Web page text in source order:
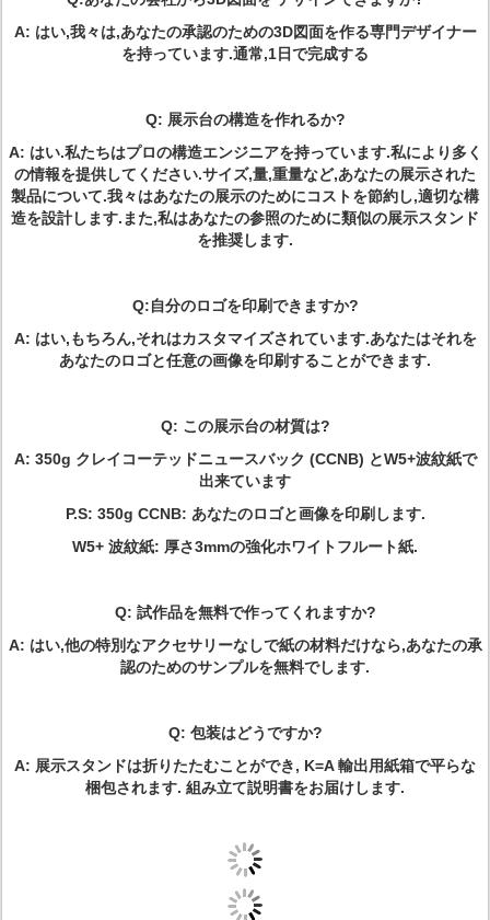
A: はい,我々は,あなたの承認のための3D図面を作る専門デザイナー
を持っています.通常,1日で完成する
Q: 展示台の構造を作れるか?
A: はい.私たちはプロの構造エンジニアを持っています.私により多く
の情報を提供してください.サイズ,量,重量など,あなたの展示された
製品について.我々はあなたの展示のためにコストを節約し,適切な構
造を設計します.また,私はあなたの参照のために類似の展示スタンド
を推奨します.
Q:自分のロゴを印刷できますか?
A: はい,もちろん,それはカスタマイズされています.あなたはそれを
あなたのロゴと任意の画像を印刷することができます.
Q: この展示台の材質は?
A: 350g クレイコーテッドニュースバック (CCNB) とW5+波紋紙で
出来ています
P.S: 350g CCNB: あなたのロゴと画像を印刷します.
W5+ 波紋紙: 厚さ3mmの強化ホワイトフルート紙.
Q: 試作品を無料で作ってくれますか?
A: はい,他の特別なアクセサリーなしで紙の材料だけなら,あなたの承
認のためのサンプルを無料でします.
Q: 包装はどうですか?
A: 展示スタンドは折りたたむことができ, K=A 輸出用紙箱で平らな
梱包されます. 組み立て説明書をお届けします.